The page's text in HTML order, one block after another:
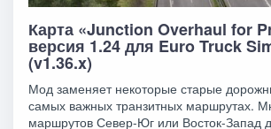
Карта «Junction Overhaul for
версия 1.24 для Euro Truck
(v1.36.x)
Мод заменяет некоторые старые
самых важных транзитных маршрутах.
маршрутов Север-Юг или Восток-Запад